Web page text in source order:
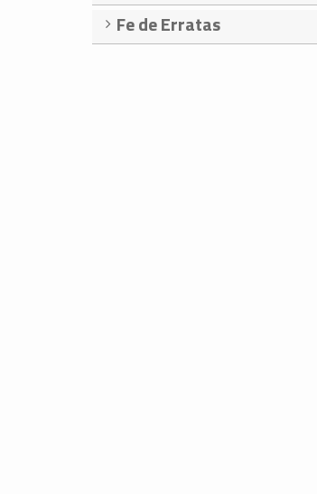
Fe de Erratas